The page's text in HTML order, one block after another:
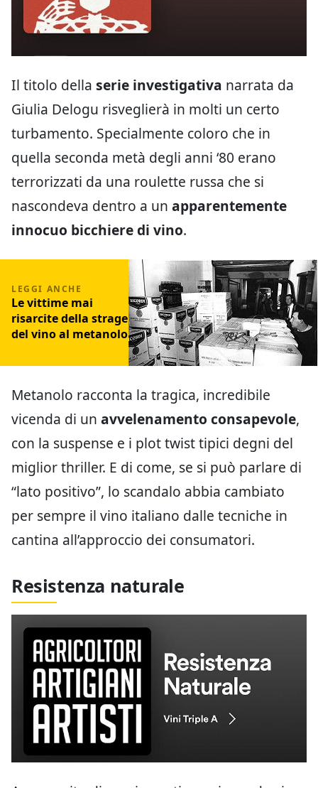
Il titolo della serie investigativa narrata da
Giulia Delogu risveglierà in molti un certo
turbamento. Specialmente coloro che in
quella seconda metà degli anni ‘80 erano
terrorizzati da una roulette russa che si
nascondeva dentro a un apparentemente
innocuo bicchiere di vino.
Le vittime mai
risarcite della strage
del vino al metanolo
Metanolo racconta la tragica, incredibile
vicenda di un avvelenamento consapevole,
con la suspense e i plot twist tipici degni del
miglior thriller. E di come, se si può parlare di
“lato positivo”, lo scandalo abbia cambiato
per sempre il vino italiano dalle tecniche in
cantina all’approccio dei consumatori.
Resistenza naturale